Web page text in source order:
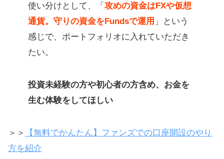
使い分けとして、「 攻めの資金はFXや仮想
通貨。守りの資金をFundsで運用 」という
感じで、ポートフォリオに入れていただき
たい。
投資未経験の方や初心者の方含め、お金を
生む体験をしてほしい
＞＞
【無料でかんたん】ファンズでの口座開設のやり
方を紹介